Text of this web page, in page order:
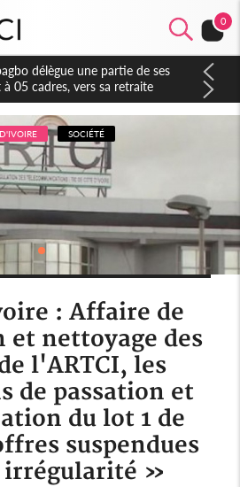
0
délègue une partie de ses
05 cadres, vers sa retraite
SOCIÉTÉ
: Affaire de
nettoyage des
l'ARTCI, les
de passation et
du lot 1 de
suspendues
»